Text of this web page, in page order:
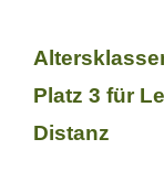
Platz 3 für
Distanz